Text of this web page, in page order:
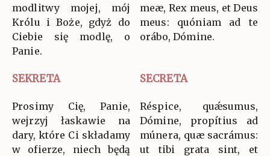
modlitwy mojej, mój
Królu i Boże, gdyż do
Ciebie się modlę, o
Panie.
meæ, Rex meus, et Deus
meus: quóniam ad te
orábo, Dómine.
SEKRETA SECRETA
Prosimy Cię, Panie,
wejrzyj łaskawie na
dary, które Ci składamy
w ofierze, niech będą
Réspice, quǽsumus,
Dómine, propítius ad
múnera, quæ sacrámus:
ut tibi grata sint, et